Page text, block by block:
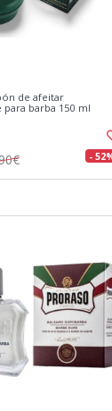
de afeitar
barba 150 ml
-